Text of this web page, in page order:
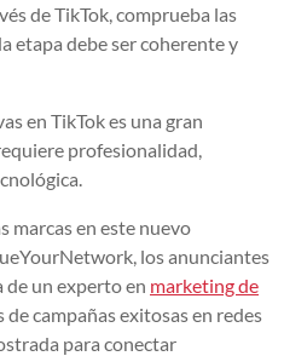
de TikTok, comprueba las
etapa debe ser coherente y
en TikTok es una gran
profesionalidad,
marcas en este nuevo
los anunciantes
de un experto en marketing de
campañas exitosas en redes
para conectar